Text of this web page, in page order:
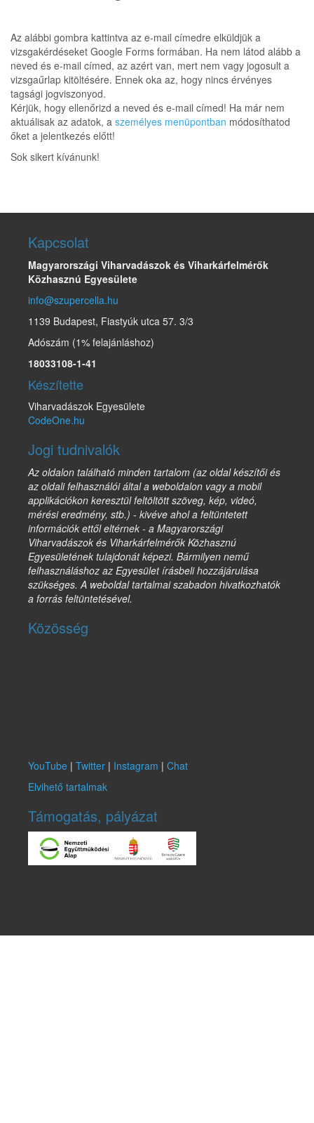
Az alábbi gombra kattintva az e-mail címedre elküldjük a
vizsgakérdéseket Google Forms formában. Ha nem látod alább a
neved és e-mail címed, az azért van, mert nem vagy jogosult a
vizsgaűrlap kitöltésére. Ennek oka az, hogy nincs érvényes
tagsági jogviszonyod.
Kérjük, hogy ellenőrizd a neved és e-mail címed! Ha már nem
aktuálisak az adatok, a személyes menüpontban módosíthatod
őket a jelentkezés előtt!
Sok sikert kívánunk!
Kapcsolat
Magyarországi Viharvadászok és Viharkárfelmérők
Közhasznú Egyesülete
info@szupercella.hu
1139 Budapest, Fiastyúk utca 57. 3/3
Adószám (1% felajánláshoz)
18033108-1-41
Készítette
Viharvadászok Egyesülete
CodeOne.hu
Jogi tudnivalók
Az oldalon található minden tartalom (az oldal készítői és
az oldali felhasználói által a weboldalon vagy a mobil
applikációkon keresztül feltöltött szöveg, kép, videó,
mérési eredmény, stb.) - kivéve ahol a feltüntetett
információk ettől eltérnek - a Magyarországi
Viharvadászok és Viharkárfelmérők Közhasznú
Egyesületének tulajdonát képezi. Bármilyen nemű
felhasználáshoz az Egyesület írásbeli hozzájárulása
szükséges. A weboldal tartalmai szabadon hivatkozhatók
a forrás feltüntetésével.
Közösség
YouTube | Twitter | Instagram | Chat
Elvihető tartalmak
Támogatás, pályázat